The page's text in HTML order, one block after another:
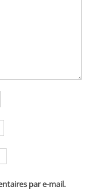
par e-mail.